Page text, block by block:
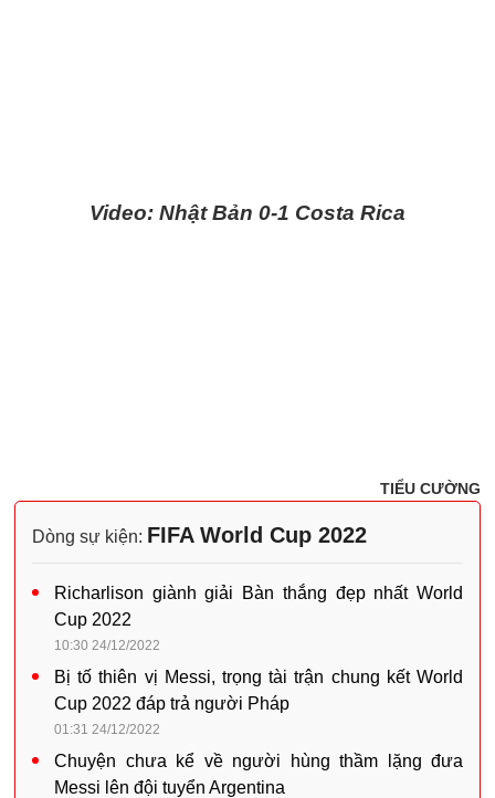
Video: Nhật Bản 0-1 Costa Rica
TIỂU CƯỜNG
Dòng sự kiện: FIFA World Cup 2022
Richarlison giành giải Bàn thắng đẹp nhất World
Cup 2022
10:30 24/12/2022
Bị tố thiên vị Messi, trọng tài trận chung kết World
Cup 2022 đáp trả người Pháp
01:31 24/12/2022
Chuyện chưa kể về người hùng thầm lặng đưa
Messi lên đội tuyển Argentina